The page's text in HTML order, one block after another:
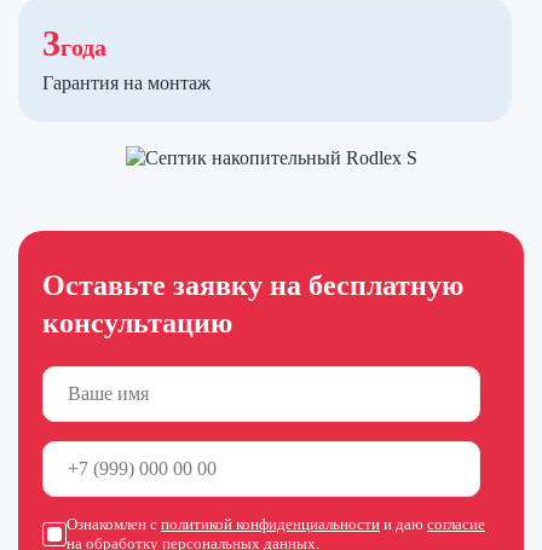
3года
Гарантия на монтаж
Оставьте заявку на бесплатную
консультацию
Ознакомлен с политикой конфиденциальности и даю согласие
на обработку персональных данных